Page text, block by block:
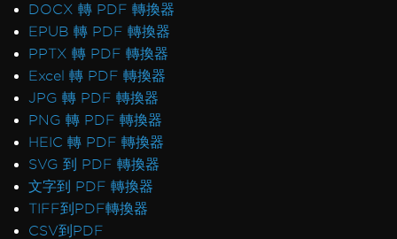
DOCX 轉 PDF 轉換器
EPUB 轉 PDF 轉換器
PPTX 轉 PDF 轉換器
Excel 轉 PDF 轉換器
JPG 轉 PDF 轉換器
PNG 轉 PDF 轉換器
HEIC 轉 PDF 轉換器
SVG 到 PDF 轉換器
文字到 PDF 轉換器
TIFF到PDF轉換器
CSV到PDF